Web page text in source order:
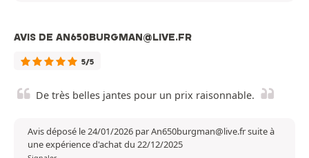
AVIS DE AN650BURGMAN@LIVE.FR
5/5
De très belles jantes pour un prix raisonnable.
Avis déposé le 24/01/2026 par An650burgman@live.fr suite à
une expérience d'achat du 22/12/2025